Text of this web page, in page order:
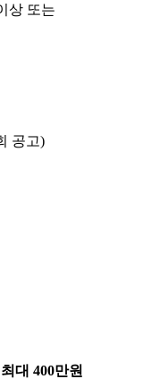
상 또는
공고)
최대 400만원